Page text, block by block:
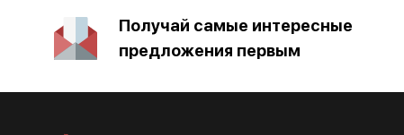
Получай самые интересные
предложения первым